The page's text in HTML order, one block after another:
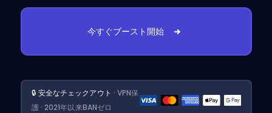
今すぐブースト開始
🔒 安全なチェックアウト · VPN保
護 · 2021年以来BANゼロ